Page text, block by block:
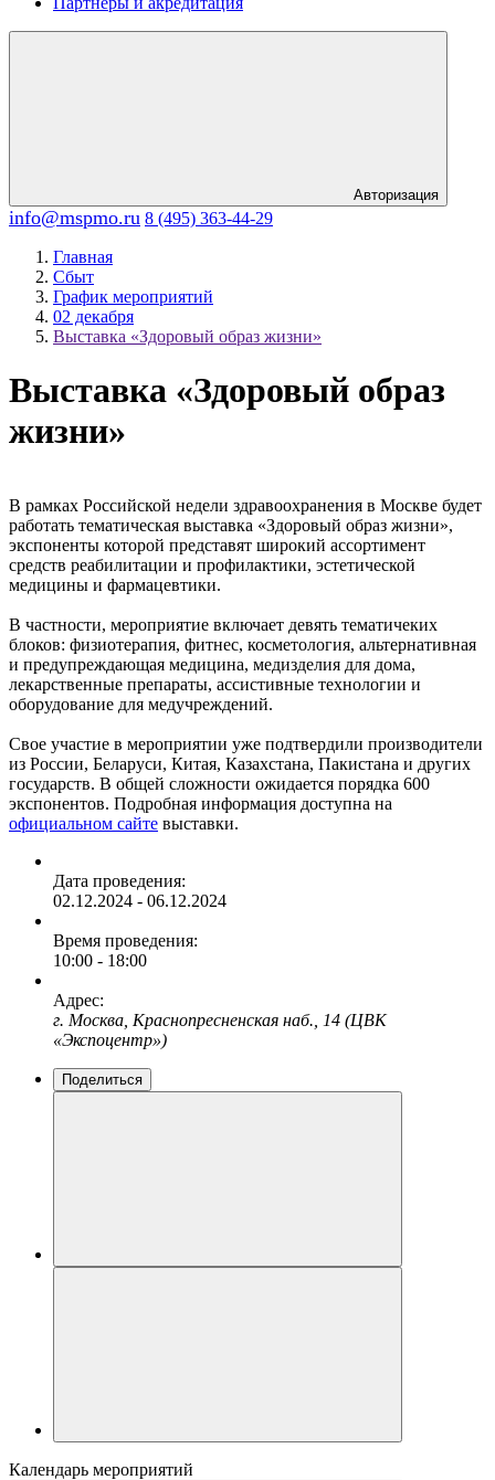
Авторизация
info@mspmo.ru 8 (495) 363-44-29
Главная
Сбыт
График мероприятий
02 декабря
Выставка «Здоровый образ жизни»
Выставка «Здоровый образ
жизни»
В рамках Российской недели здравоохранения в Москве будет
работать тематическая выставка «Здоровый образ жизни»,
экспоненты которой представят широкий ассортимент
средств реабилитации и профилактики, эстетической
медицины и фармацевтики.
В частности, мероприятие включает девять тематичеких
блоков: физиотерапия, фитнес, косметология, альтернативная
и предупреждающая медицина, медизделия для дома,
лекарственные препараты, ассистивные технологии и
оборудование для медучреждений.
Свое участие в мероприятии уже подтвердили производители
из России, Беларуси, Китая, Казахстана, Пакистана и других
государств. В общей сложности ожидается порядка 600
экспонентов. Подробная информация доступна на
официальном сайте выставки.
Дата проведения:
02.12.2024 - 06.12.2024
Время проведения:
10:00 - 18:00
Адрес:
г. Москва, Краснопресненская наб., 14 (ЦВК
«Экспоцентр»)
Поделиться
Календарь мероприятий